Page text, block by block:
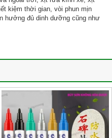
kiệm thời gian, vòi phun mịn
hưởng đủ dinh dưỡng cũng như